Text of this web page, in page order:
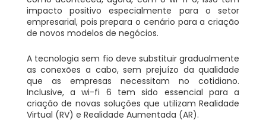
impacto positivo especialmente para o setor
empresarial, pois prepara o cenário para a criação
de novos modelos de negócios.
A tecnologia sem fio deve substituir gradualmente
as conexões a cabo, sem prejuízo da qualidade
que as empresas necessitam no cotidiano.
Inclusive, a wi-fi 6 tem sido essencial para a
criação de novas soluções que utilizam Realidade
Virtual (RV) e Realidade Aumentada (AR).